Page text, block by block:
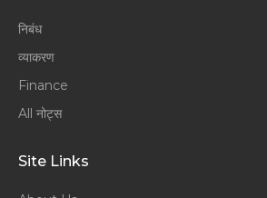
निबंध
व्याकरण
Finance
All नोट्स
Site Links